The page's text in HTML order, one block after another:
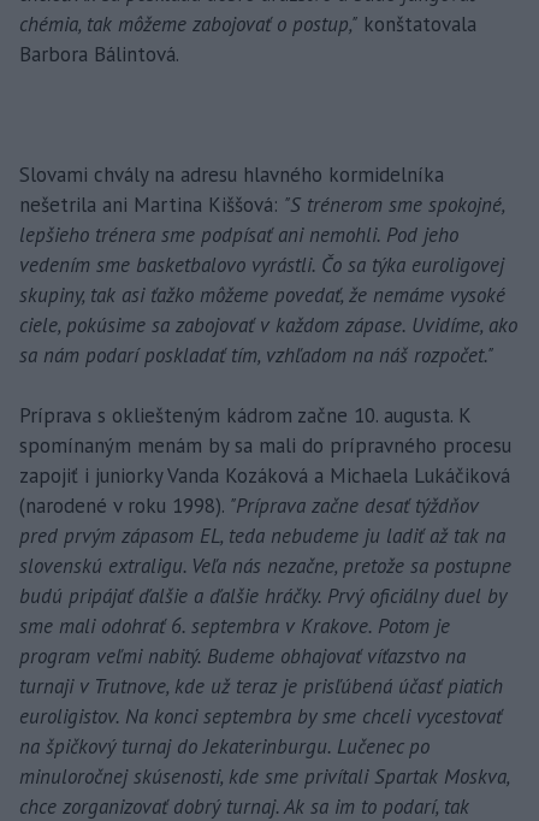
chémia, tak môžeme zabojovať o postup," konštatovala
Barbora Bálintová.
Slovami chvály na adresu hlavného kormidelníka
nešetrila ani Martina Kiššová: "S trénerom sme spokojné,
lepšieho trénera sme podpísať ani nemohli. Pod jeho
vedením sme basketbalovo vyrástli. Čo sa týka euroligovej
skupiny, tak asi ťažko môžeme povedať, že nemáme vysoké
ciele, pokúsime sa zabojovať v každom zápase. Uvidíme, ako
sa nám podarí poskladať tím, vzhľadom na náš rozpočet."
Príprava s okliešteným kádrom začne 10. augusta. K
spomínaným menám by sa mali do prípravného procesu
zapojiť i juniorky Vanda Kozáková a Michaela Lukáčiková
(narodené v roku 1998). "Príprava začne desať týždňov
pred prvým zápasom EL, teda nebudeme ju ladiť až tak na
slovenskú extraligu. Veľa nás nezačne, pretože sa postupne
budú pripájať ďalšie a ďalšie hráčky. Prvý oficiálny duel by
sme mali odohrať 6. septembra v Krakove. Potom je
program veľmi nabitý. Budeme obhajovať víťazstvo na
turnaji v Trutnove, kde už teraz je prisľúbená účasť piatich
euroligistov. Na konci septembra by sme chceli vycestovať
na špičkový turnaj do Jekaterinburgu. Lučenec po
minuloročnej skúsenosti, kde sme privítali Spartak Moskva,
chce zorganizovať dobrý turnaj. Ak sa im to podarí, tak